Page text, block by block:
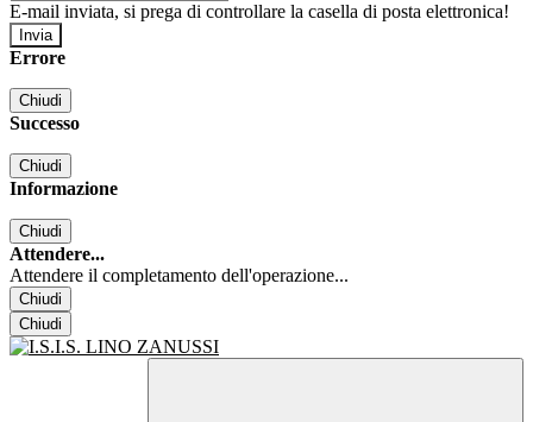
E-mail inviata, si prega di controllare la casella di posta elettronica!
Errore
Chiudi
Successo
Chiudi
Informazione
Chiudi
Attendere...
Attendere il completamento dell'operazione...
Chiudi
Chiudi